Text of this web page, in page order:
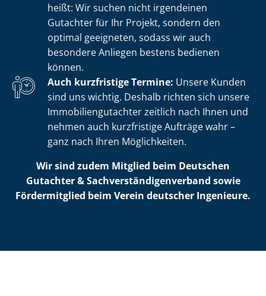
heißt: Wir suchen nicht irgendeinen
Gutachter für Ihr Projekt, sondern den
optimal geeigneten, sodass wir auch
besondere Anliegen bestens bedienen
können.
Auch kurzfristige Termine: Unsere Kunden
sind uns wichtig. Deshalb richten sich unsere
Im­mo­bi­li­en­gut­ach­ter zeitlich nach Ihnen und
nehmen auch kurzfristige Aufträge wahr –
ganz nach Ihren Möglichkeiten.
Wir sind zudem Mitglied beim Deutschen
Gutachter & Sach­ver­stän­di­gen­ver­band sowie
Fördermitglied beim Verein deutscher Ingenieure.